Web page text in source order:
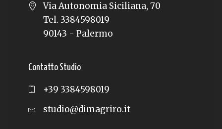
Via Autonomia Siciliana, 70
Tel. 3384598019
90143 - Palermo
Contatto Studio
+39 3384598019
studio@dimagriro.it